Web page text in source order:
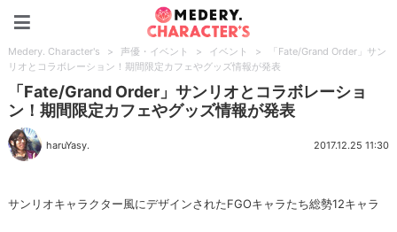
Medery. Character's > 声優・イベント > イベント >
「Fate/Grand Order」サン
リオとコラボレーション！期間限定カフェやグッズ情報が発表
「Fate/Grand Order」サンリオとコラボレーショ
ン！期間限定カフェやグッズ情報が発表
haruYasy. 2017.12.25 11:30
サンリオキャラクター風にデザインされたFGOキャラたち総勢12キャラ